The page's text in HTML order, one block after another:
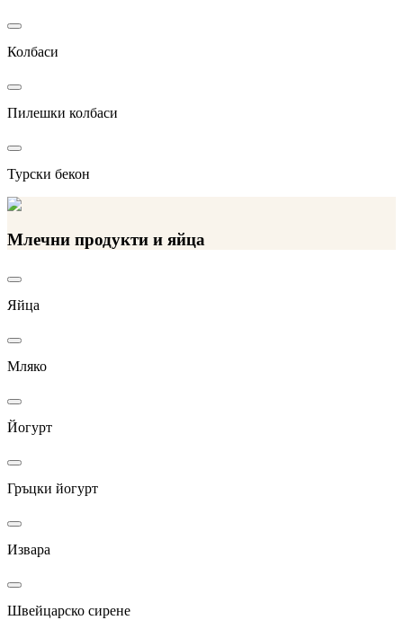
Колбаси
Пилешки колбаси
Турски бекон
Млечни продукти и яйца
Яйца
Мляко
Йогурт
Гръцки йогурт
Извара
Швейцарско сирене